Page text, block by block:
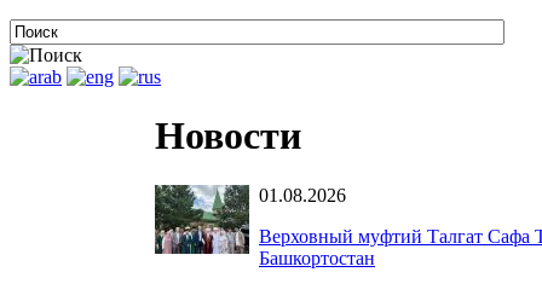
Новости
01.08.2026
Верховный муфтий Талгат Сафа
Башкортостан